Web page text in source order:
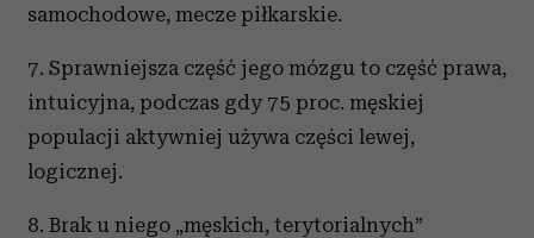
samochodowe, mecze piłkarskie.
7. Sprawniejsza część jego mózgu to część prawa,
intuicyjna, podczas gdy 75 proc. męskiej
populacji aktywniej używa części lewej,
logicznej.
8. Brak u niego „męskich, terytorialnych”